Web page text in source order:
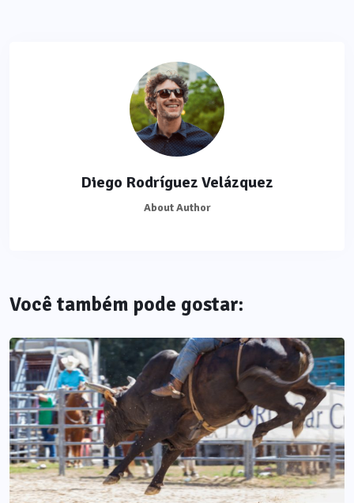
Diego Rodríguez Velázquez
About Author
Você também pode gostar: